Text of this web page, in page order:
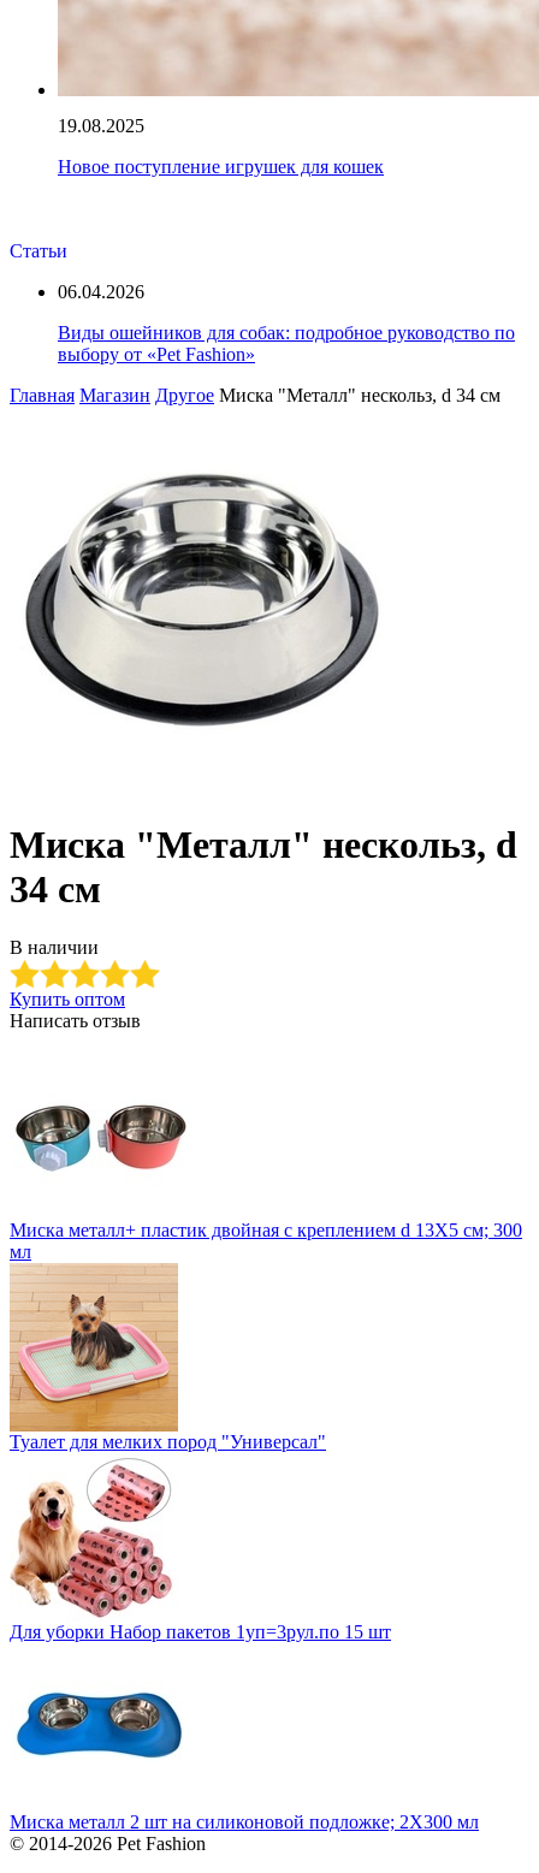
19.08.2025
Новое поступление игрушек для кошек
Статьи
06.04.2026
Виды ошейников для собак: подробное руководство по
выбору от «Pet Fashion»
Главная Магазин Другое Миска "Металл" нескольз, d 34 см
Миска "Металл" нескольз, d
34 см
В наличии
Купить оптом
Написать отзыв
Миска металл+ пластик двойная с креплением d 13Х5 см; 300
мл
Туалет для мелких пород "Универсал"
Для уборки Набор пакетов 1уп=3рул.по 15 шт
Миска металл 2 шт на силиконовой подложке; 2Х300 мл
© 2014-2026 Pet Fashion